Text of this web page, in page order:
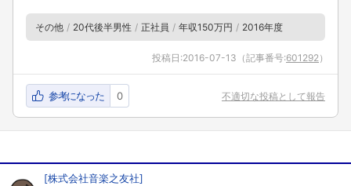
フォローしました
こちらの企業もフォローしませんか？
その他 20代後半男性 正社員 年収150万円 2016年度
投稿日:2016-07-13 （記事番号:601292 ）
参考になった 0 不適切な投稿として報告
[株式会社音楽之友社]